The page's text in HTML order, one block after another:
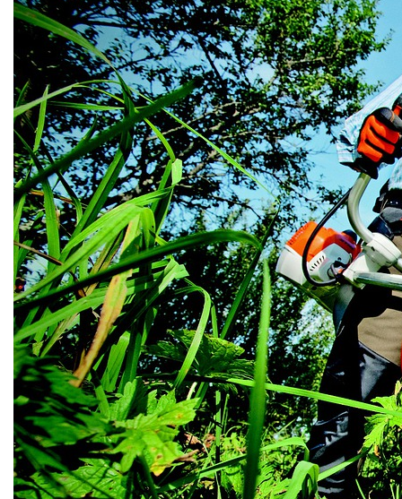
Benzínové pily
Aku pily
Elektrické pily
Jednoruční pily
Vyvětvovací pily
AKU zahradní technika
Aku křovinořezy a vyžínače
Aku pily
Aku sekačky
Aku STIHL
Aku AL-KO
Štípačka na dřevo
VARI
VARI malotraktory